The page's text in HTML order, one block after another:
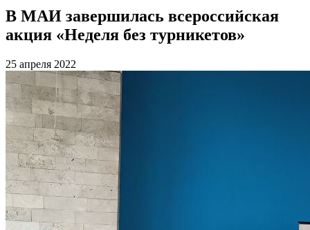
В МАИ завершилась всероссийская
акция «Неделя без турникетов»
25 апреля 2022